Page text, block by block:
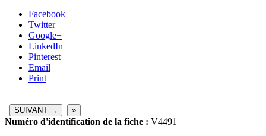
Facebook
Twitter
Google+
LinkedIn
Pinterest
Email
Print
SUIVANT → »
Numéro d'identification de la fiche : V4491